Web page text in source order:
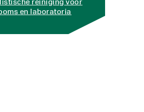
reiniging voor
en laboratoria